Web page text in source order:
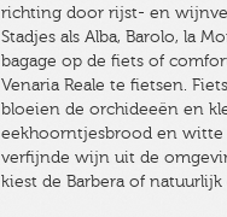
richting door rijst- en
Stadjes als Alba, Barolo, la
bagage op de fiets of
Venaria Reale te fietsen.
bloeien de orchideeën en
eekhoorntjesbrood en witte
verfijnde wijn uit de
kiest de Barbera of